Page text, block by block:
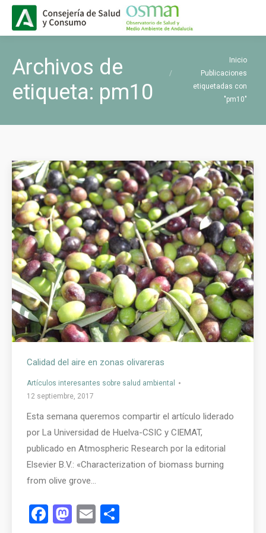
Archivos de
etiqueta: pm10
Inicio
Publicaciones
etiquetadas con
"pm10"
Calidad del aire en zonas olivareras
Artículos interesantes sobre salud ambiental
12 septiembre, 2017
Esta semana queremos compartir el artículo liderado
por La Universidad de Huelva-CSIC y CIEMAT,
publicado en Atmospheric Research por la editorial
Elsevier B.V.: «Characterization of biomass burning
from olive grove…
Facebook
Mastodon
Email